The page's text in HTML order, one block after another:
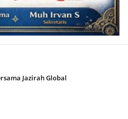
Jazirah Global